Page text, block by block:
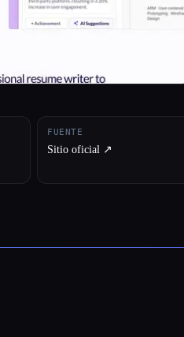
FUENTE
Sitio oficial ↗︎